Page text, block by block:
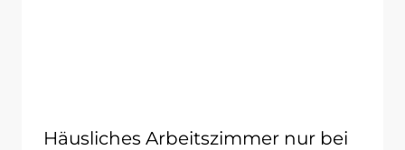
Häusliches Arbeitszimmer nur bei